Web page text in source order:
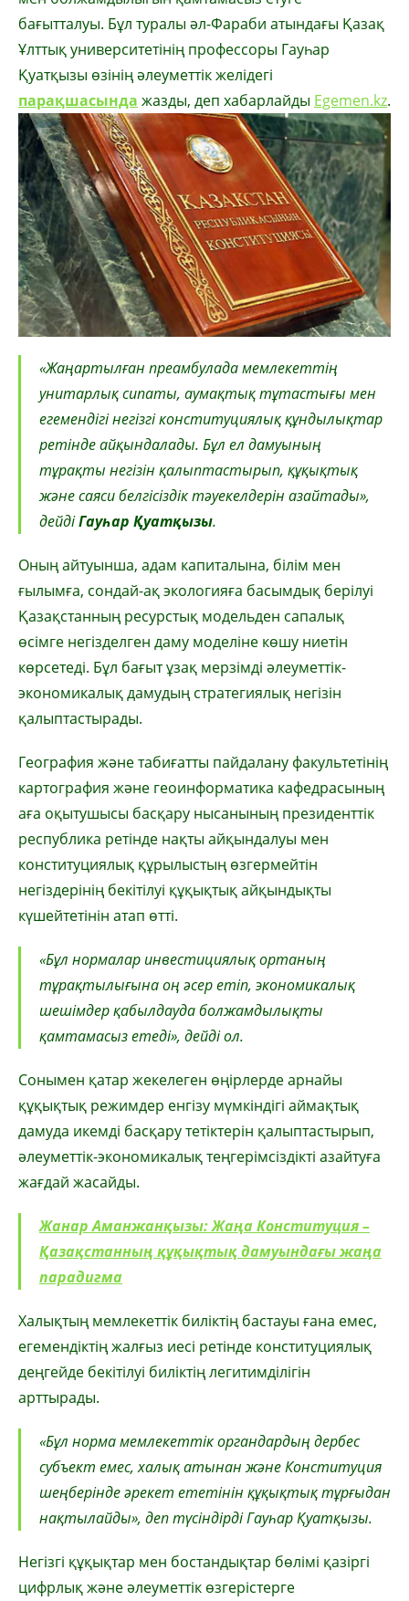
бағытталуы. Бұл туралы әл-Фараби атындағы Қазақ
Ұлттық университетінің профессоры Гауһар
Қуатқызы өзінің әлеуметтік желідегі
парақшасында жазды, деп хабарлайды Egemen.kz.
«Жаңартылған преамбулада мемлекеттің
унитарлық сипаты, аумақтық тұтастығы мен
егемендігі негізгі конституциялық құндылықтар
ретінде айқындалады. Бұл ел дамуының
тұрақты негізін қалыптастырып, құқықтық
және саяси белгісіздік тәуекелдерін азайтады»,
дейдіГауһар Қуатқызы.
Оның айтуынша, адам капиталына, білім мен
ғылымға, сондай-ақ экологияға басымдық берілуі
Қазақстанның ресурстық модельден сапалық
өсімге негізделген даму моделіне көшу ниетін
көрсетеді. Бұл бағыт ұзақ мерзімді әлеуметтік-
экономикалық дамудың стратегиялық негізін
қалыптастырады.
География және табиғатты пайдалану факультетінің
картография және геоинформатика кафедрасының
аға оқытушысы басқару нысанының президенттік
республика ретінде нақты айқындалуы мен
конституциялық құрылыстың өзгермейтін
негіздерінің бекітілуі құқықтық айқындықты
күшейтетінін атап өтті.
«Бұл нормалар инвестициялық ортаның
тұрақтылығына оң әсер етіп, экономикалық
шешімдер қабылдауда болжамдылықты
қамтамасыз етеді», дейді ол.
Сонымен қатар жекелеген өңірлерде арнайы
құқықтық режимдер енгізу мүмкіндігі аймақтық
дамуда икемді басқару тетіктерін қалыптастырып,
әлеуметтік-экономикалық теңгерімсіздікті азайтуға
жағдай жасайды.
Жанар Аманжанқызы: Жаңа Конституция –
Қазақстанның құқықтық дамуындағы жаңа
парадигма
Халықтың мемлекеттік биліктің бастауы ғана емес,
егемендіктің жалғыз иесі ретінде конституциялық
деңгейде бекітілуі биліктің легитимділігін
арттырады.
«Бұл норма мемлекеттік органдардың дербес
субъект емес, халық атынан және Конституция
шеңберінде әрекет ететінін құқықтық тұрғыдан
нақтылайды», деп түсіндірді Гауһар Қуатқызы.
Негізгі құқықтар мен бостандықтар бөлімі қазіргі
цифрлық және әлеуметтік өзгерістерге